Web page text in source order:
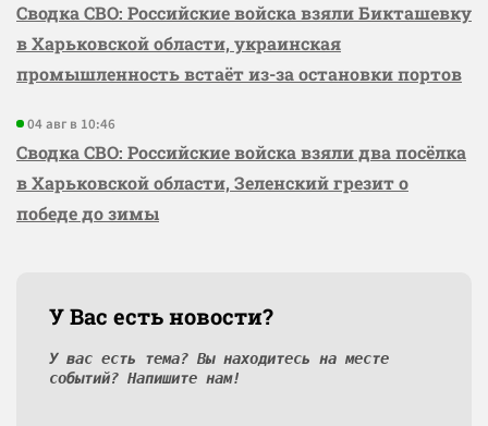
Сводка СВО: Российские войска взяли Бикташевку
в Харьковской области, украинская
промышленность встаёт из-за остановки портов
04 авг в 10:46
Сводка СВО: Российские войска взяли два посёлка
в Харьковской области, Зеленский грезит о
победе до зимы
У Вас есть новости?
У вас есть тема? Вы находитесь на месте
событий? Напишите нам!